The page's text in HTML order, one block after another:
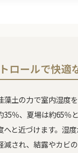
ロールで快適
藻土の力で室内湿度
35％、夏場は約65％
へと近づけます。湿
減され、結露やカビの